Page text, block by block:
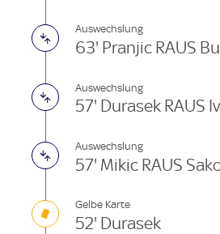
Auswechslung
63' Pranjic RAUS
Auswechslung
57' Durasek RAUS
Auswechslung
57' Mikic RAUS
Gelbe Karte
52' Durasek